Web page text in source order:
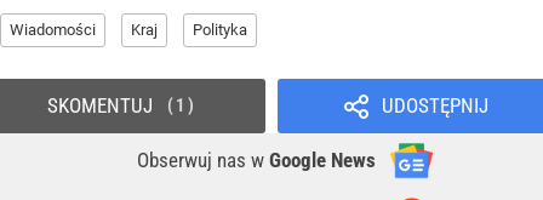
Wiadomości Kraj Polityka
UDOSTĘPNIJ
Obserwuj nas w Google News
SKOMENTUJ 1